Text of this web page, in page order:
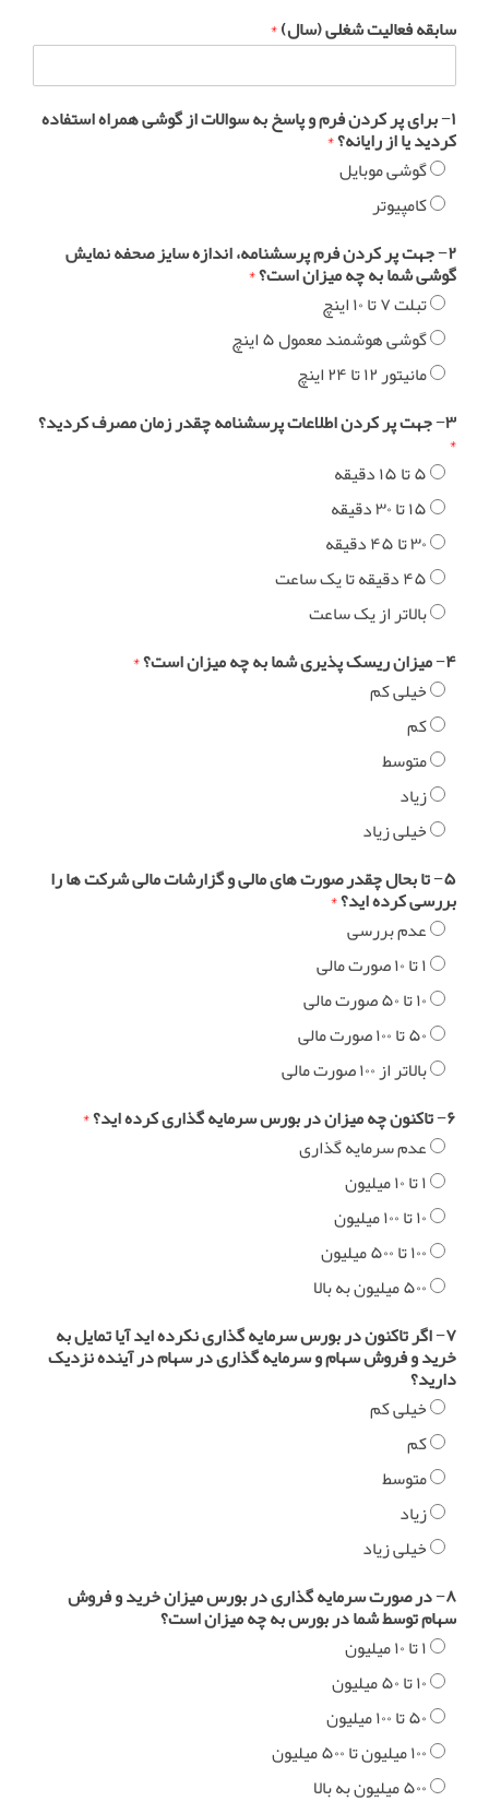
سابقه فعالیت شغلی (سال)*
۱− برای پر کردن فرم و پاسخ به سوالات از گوشی همراه استفاده
کردید یا از رایانه؟*
گوشی موبایل
کامپیوتر
۲− جهت پر کردن فرم پرسشنامه، اندازه سایز صحفه نمایش
گوشی شما به چه میزان است؟*
تبلت ۷ تا ۱۰ اینچ
گوشی هوشمند معمول ۵ اینچ
مانیتور ۱۲ تا ۲۴ اینچ
۳− جهت پر کردن اطلاعات پرسشنامه چقدر زمان مصرف کردید؟
*
۵ تا ۱۵ دقیقه
۱۵ تا ۳۰ دقیقه
۳۰ تا ۴۵ دقیقه
۴۵ دقیقه تا یک ساعت
بالاتر از یک ساعت
۴− میزان ریسک پذیری شما به چه میزان است؟
*
خیلی کم
کم
متوسط
زیاد
خیلی زیاد
۵− تا بحال چقدر صورت های مالی و گزارشات مالی شرکت ها را
بررسی کرده اید؟*
عدم بررسی
۱ تا ۱۰ صورت مالی
۱۰ تا ۵۰ صورت مالی
۵۰ تا ۱۰۰ صورت مالی
بالاتر از ۱۰۰ صورت مالی
۶− تاکنون چه میزان در بورس سرمایه گذاری کرده اید؟
*
عدم سرمایه گذاری
۱ تا ۱۰ میلیون
۱۰ تا ۱۰۰ میلیون
۱۰۰ تا ۵۰۰ میلیون
۵۰۰ میلیون به بالا
۷− اگر تاکنون در بورس سرمایه گذاری نکرده اید آیا تمایل به
خرید و فروش سهام و سرمایه گذاری در سهام در آینده نزدیک
دارید؟
خیلی کم
کم
متوسط
زیاد
خیلی زیاد
۸− در صورت سرمایه گذاری در بورس میزان خرید و فروش
سهام توسط شما در بورس به چه میزان است؟
۱ تا ۱۰ میلیون
۱۰ تا ۵۰ میلیون
۵۰ تا ۱۰۰ میلیون
۱۰۰ میلیون تا ۵۰۰ میلیون
۵۰۰ میلیون به بالا